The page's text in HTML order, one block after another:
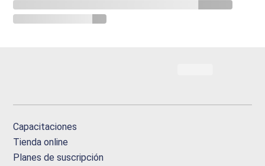
Capacitaciones
Tienda online
Planes de suscripción